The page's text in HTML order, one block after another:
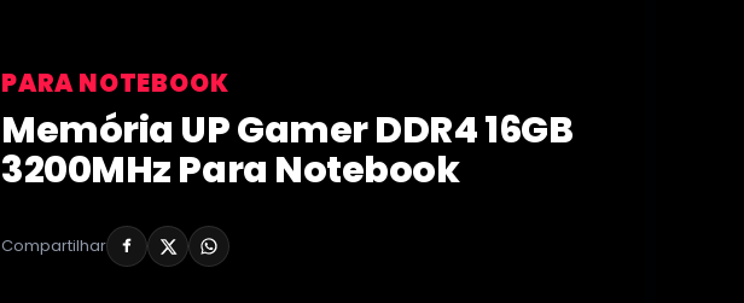
PARA NOTEBOOK
Memória UP Gamer DDR4 16GB
3200MHz Para Notebook
Compartilhar